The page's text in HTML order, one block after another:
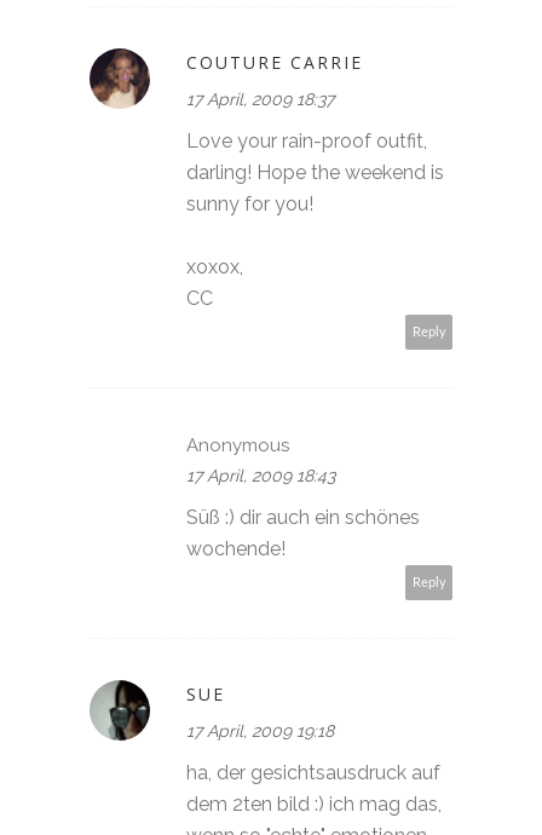
COUTURE CARRIE
17 April, 2009 18:37
Love your rain-proof outfit,
darling! Hope the weekend is
sunny for you!
xoxox,
CC
Reply
Anonymous
17 April, 2009 18:43
Süß :) dir auch ein schönes
wochende!
Reply
SUE
17 April, 2009 19:18
ha, der gesichtsausdruck auf
dem 2ten bild :) ich mag das,